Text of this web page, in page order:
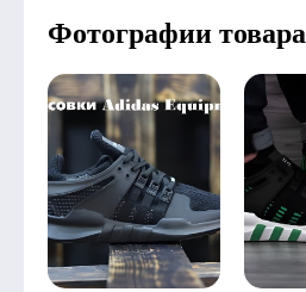
Фотографии товара